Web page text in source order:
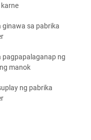
ginawa sa pabrika
pagpapalaganap ng
manok
ng pabrika